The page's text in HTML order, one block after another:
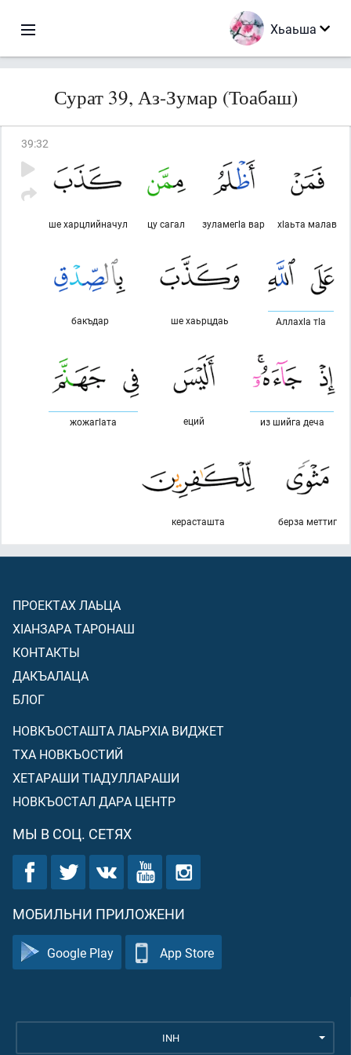
Хьаьша
Сурат 39, Аз-Зумар (Тоабаш)
39:32
хlаьта малав
зуламегlа вар
цу сагал
ше харцлийначул
Аллахlа тlа
ше хаьрцдаь
бакъдар
из шийга деча
еций
жожагlата
берза меттиг
керасташта
ПРОЕКТАХ ЛАЬЦА
ХIАНЗАРА ТАРОНАШ
КОНТАКТЫ
ДАКЪАЛАЦА
БЛОГ
НОВКЪОСТАШТА ЛАЬРХIА ВИДЖЕТ
ТХА НОВКЪОСТИЙ
ХЕТАРАШИ ТIАДУЛЛАРАШИ
НОВКЪОСТАЛ ДАРА ЦЕНТР
МЫ В СОЦ. СЕТЯХ
МОБИЛЬНИ ПРИЛОЖЕНИ
Google Play App Store
INH